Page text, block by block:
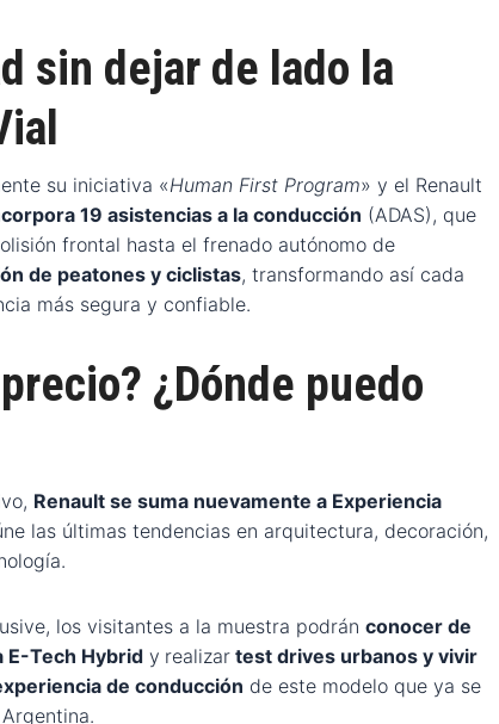
sin dejar de lado la
su iniciativa «Human First Program» y el Renault
19 asistencias a la conducción (ADAS), que
frontal hasta el frenado autónomo de
de peatones y ciclistas, transformando así cada
más segura y confiable.
¿Dónde puedo
Renault se suma nuevamente a Experiencia
las últimas tendencias en arquitectura, decoración,
los visitantes a la muestra podrán conocer de
E-Tech Hybrid y realizar test drives urbanos y vivir
de conducción de este modelo que ya se